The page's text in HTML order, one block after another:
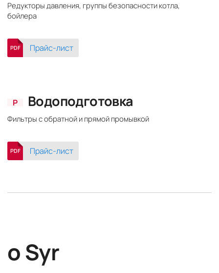
Редукторы давления, группы безопасности котла,
бойлера
PDF Прайс-лист
Р Водоподготовка
Фильтры с обратной и прямой промывкой
PDF Прайс-лист
о Syr